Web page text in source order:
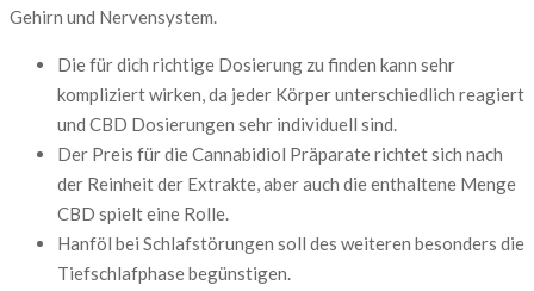
Gehirn und Nervensystem.
Die für dich richtige Dosierung zu finden kann sehr
kompliziert wirken, da jeder Körper unterschiedlich reagiert
und CBD Dosierungen sehr individuell sind.
Der Preis für die Cannabidiol Präparate richtet sich nach
der Reinheit der Extrakte, aber auch die enthaltene Menge
CBD spielt eine Rolle.
Hanföl bei Schlafstörungen soll des weiteren besonders die
Tiefschlafphase begünstigen.